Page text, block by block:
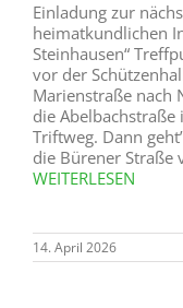
Einladung zur
heimatkundlichen
Steinhausen“
vor der
Marienstraße nach
die
Triftweg. Dann
die Bürener
WEITERLESEN
14. April 2026